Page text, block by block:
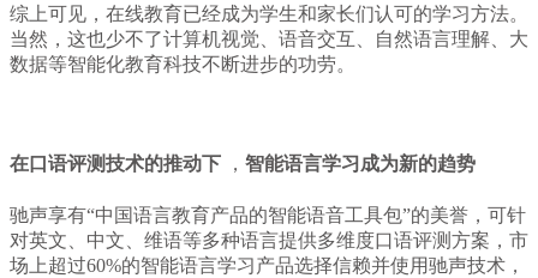
综上可见，在线教育已经成为学生和家长们认可的学习方法。
当然，这也少不了计算机视觉、语音交互、自然语言理解、大
数据等智能化教育科技不断进步的功劳。
在口语评测技术的推动下 ， 智能语言学习成为新的趋势
驰声享有“中国语言教育产品的智能语音工具包”的美誉，可针
对英文、中文、维语等多种语言提供多维度口语评测方案，市
场上超过60%的智能语言学习产品选择信赖并使用驰声技术，